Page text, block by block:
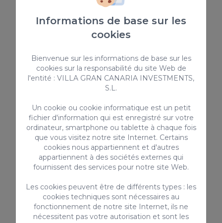
Jusqu'à ce 13-05-2027
Early booking
Location de vacances
Gran Canaria
Lagos 37 est une des cinq villas privilégiées
qui se situe au plus haut de l'environnement
naturel de Salobre Golf Resort, offrant une
Informations de base sur les
cookies
Bienvenue sur les informations de base sur les
cookies sur la responsabilité du site Web de
l'entité : VILLA GRAN CANARIA INVESTMENTS,
S.L.
Un cookie ou cookie informatique est un petit
fichier d'information qui est enregistré sur votre
ordinateur, smartphone ou tablette à chaque fois
que vous visitez notre site Internet. Certains
cookies nous appartiennent et d'autres
appartiennent à des sociétés externes qui
fournissent des services pour notre site Web.
Les cookies peuvent être de différents types : les
cookies techniques sont nécessaires au
fonctionnement de notre site Internet, ils ne
nécessitent pas votre autorisation et sont les